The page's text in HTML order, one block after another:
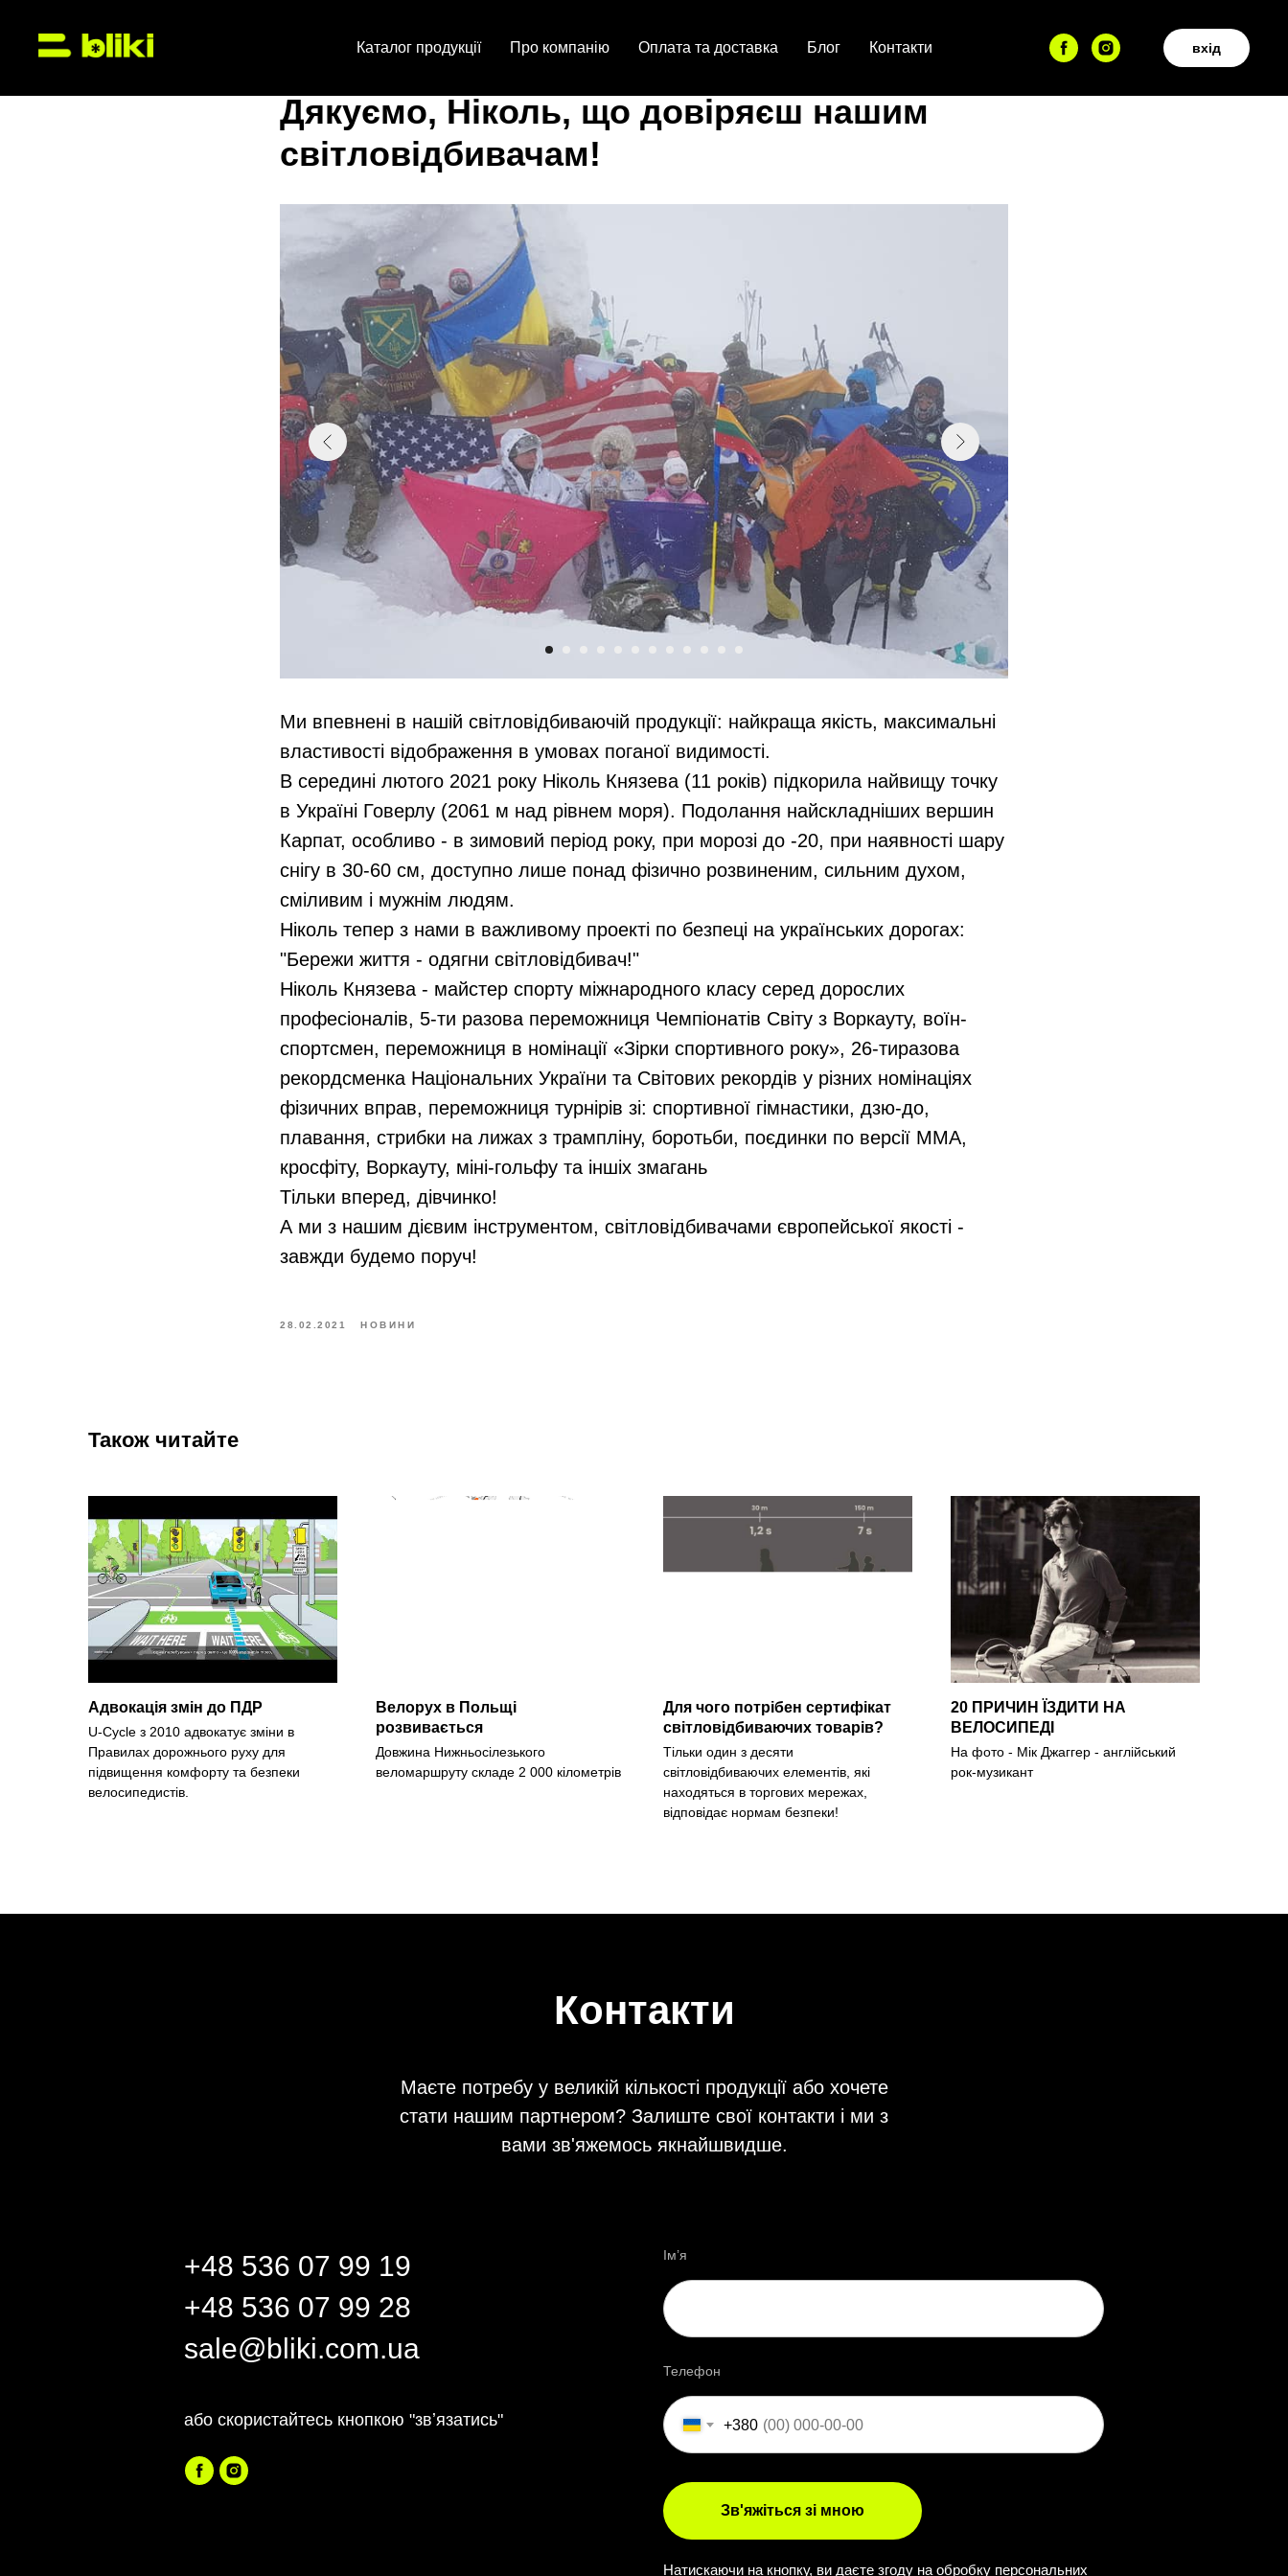
Каталог продукції Про компанію Оплата та доставка Блог Контакти вхід
Дякуємо, Ніколь, що довіряєш нашим
світловідбивачам!
Ми впевнені в нашій світловідбиваючій продукції: найкраща якість, максимальні
властивості відображення в умовах поганої видимості.
В середині лютого 2021 року Ніколь Князева (11 років) підкорила найвищу точку
в Україні Говерлу (2061 м над рівнем моря). Подолання найскладніших вершин
Карпат, особливо - в зимовий період року, при морозі до -20, при наявності шару
снігу в 30-60 см, доступно лише понад фізично розвиненим, сильним духом,
сміливим і мужнім людям.
Ніколь тепер з нами в важливому проекті по безпеці на українських дорогах:
"Бережи життя - одягни світловідбивач!"
Ніколь Князева - майстер спорту міжнародного класу серед дорослих
професіоналів, 5-ти разова переможниця Чемпіонатів Світу з Воркауту, воїн-
спортсмен, переможниця в номінації «Зірки спортивного року», 26-тиразова
рекордсменка Національних України та Світових рекордів у різних номінаціях
фізичних вправ, переможниця турнірів зі: спортивної гімнастики, дзю-до,
плавання, стрибки на лижах з трампліну, боротьби, поєдинки по версії ММА,
кросфіту, Воркауту, міні-гольфу та іншіх змагань
Тільки вперед, дівчинко!
А ми з нашим дієвим інструментом, світловідбивачами європейської якості -
завжди будемо поруч!
28.02.2021 НОВИНИ
Також читайте
Адвокація змін до ПДР
U-Cycle з 2010 адвокатує зміни в
Правилах дорожнього руху для
підвищення комфорту та безпеки
велосипедистів.
Велорух в Польщі
розвивається
Довжина Нижньосілезького
веломаршруту складе 2 000 кілометрів
Для чого потрібен сертифікат
світловідбиваючих товарів?
Тільки один з десяти
світловідбиваючих елементів, які
находяться в торгових мережах,
відповідає нормам безпеки!
20 ПРИЧИН ЇЗДИТИ НА
ВЕЛОСИПЕДІ
На фото - Мік Джаггер - англійський
рок-музикант
Контакти
Маєте потребу у великій кількості продукції або хочете
стати нашим партнером? Залиште свої контакти і ми з
вами зв'яжемось якнайшвидше.
+48 536 07 99 19
+48 536 07 99 28
sale@bliki.com.ua
або скористайтесь кнопкою "звʼязатись"
Ім’я
Телефон
+380
Зв'яжіться зі мною
Натискаючи на кнопку, ви даєте згоду на обробку персональних